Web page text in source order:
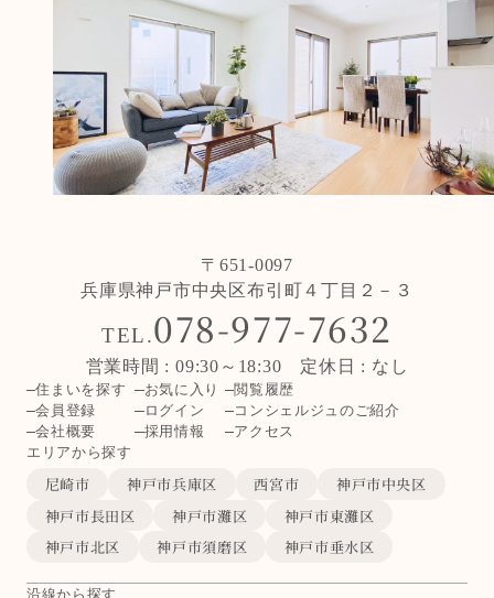
〒651-0097
兵庫県神戸市中央区布引町４丁目２－３
TEL.078-977-7632
営業時間 : 09:30～18:30 定休日 : なし
住まいを探す お気に入り
閲覧履歴
会員登録
ログイン
コンシェルジュのご紹介
会社概要
採用情報
アクセス
エリアから探す
尼崎市 神戸市兵庫区 西宮市
神戸市中央区
神戸市長田区
神戸市灘区
神戸市東灘区
神戸市北区
神戸市須磨区 神戸市垂水区
沿線から探す